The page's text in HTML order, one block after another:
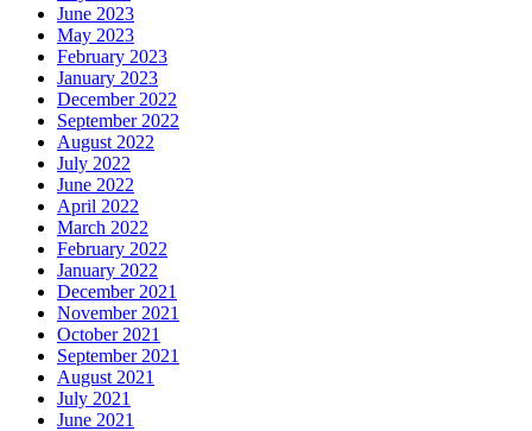
June 2023
May 2023
February 2023
January 2023
December 2022
September 2022
August 2022
July 2022
June 2022
April 2022
March 2022
February 2022
January 2022
December 2021
November 2021
October 2021
September 2021
August 2021
July 2021
June 2021